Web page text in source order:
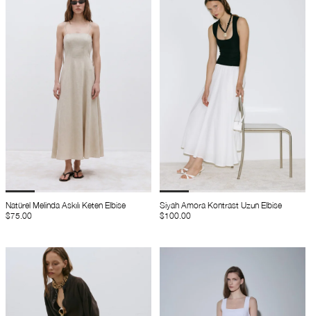
Natürel Melinda Askılı Keten Elbise
$75.00
Siyah Amora Kontrast Uzun Elbise
$100.00